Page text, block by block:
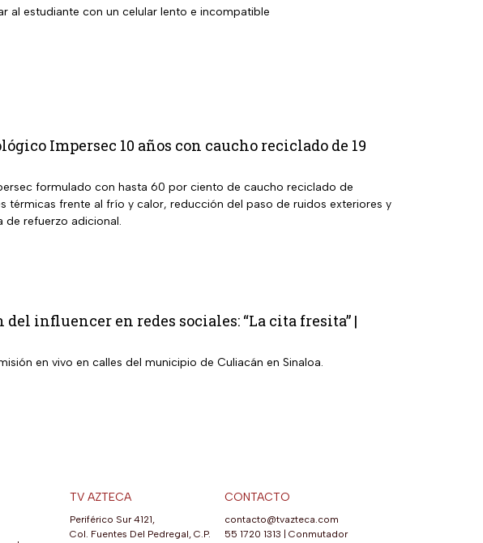
al estudiante con un celular lento e incompatible
Impersec 10 años con caucho reciclado de 19
formulado con hasta 60 por ciento de caucho reciclado de
térmicas frente al frío y calor, reducción del paso de ruidos exteriores y
de refuerzo adicional.
influencer en redes sociales: “La cita fresita” |
en vivo en calles del municipio de Culiacán en Sinaloa.
TV AZTECA
Periférico Sur 4121,
Col. Fuentes Del Pedregal, C.P.
CONTACTO
contacto@tvazteca.com
55 1720 1313
Conmutador